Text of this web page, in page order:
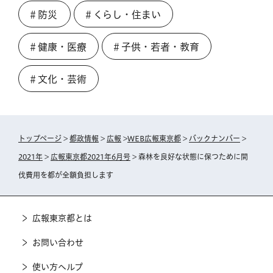
＃防災 ＃くらし・住まい
＃健康・医療 ＃子供・若者・教育
＃文化・芸術
トップページ > 都政情報 > 広報 >WEB広報東京都 > バックナンバー >
2021年 > 広報東京都2021年6月号 > 森林を良好な状態に保つために間
伐費用を都が全額負担します
広報東京都とは
お問い合わせ
使い方ヘルプ